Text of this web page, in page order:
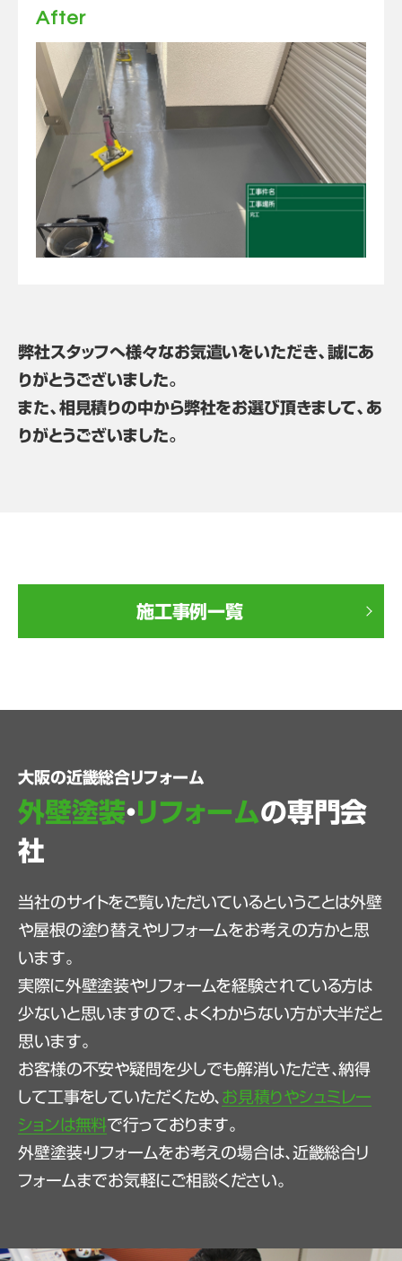
After
弊社スタッフへ様々なお気遣いをいただき、誠にあ
りがとうございました。
また、相見積りの中から弊社をお選び頂きまして、あ
りがとうございました。
施工事例一覧
大阪の近畿総合リフォーム
外壁塗装・リフォームの専門会
社
当社のサイトをご覧いただいているということは外壁
や屋根の塗り替えやリフォームをお考えの方かと思
います。
実際に外壁塗装やリフォームを経験されている方は
少ないと思いますので、よくわからない方が大半だと
思います。
お客様の不安や疑問を少しでも解消いただき、納得
して工事をしていただくため、 お見積りやシュミレー
ションは無料で行っております。
外壁塗装・リフォームをお考えの場合は、近畿総合リ
フォームまでお気軽にご相談ください。